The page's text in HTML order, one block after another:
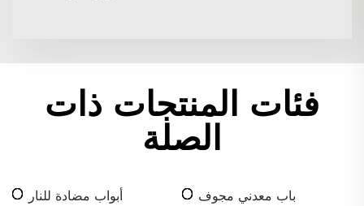
فئات المنتجات ذات
الصلة
باب معدني مجوف
أبواب مضادة للنار